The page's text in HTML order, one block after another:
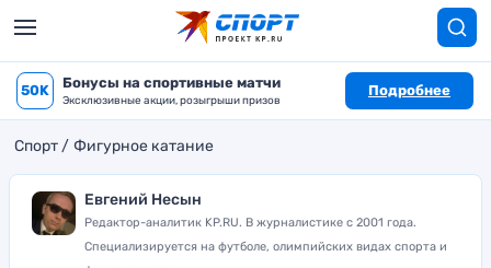
50K Бонусы на спортивные матчи
Эксклюзивные акции, розыгрыши призов
Подробнее
Спорт Фигурное катание
Евгений Несын
Редактор-аналитик KP.RU. В журналистике с 2001 года.
Специализируется на футболе, олимпийских видах спорта и